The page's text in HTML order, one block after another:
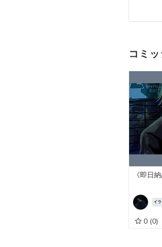
コミ
《即日
イ
0 (0)